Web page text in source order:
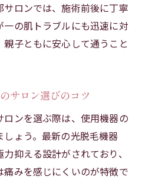
いを知るキッズ脱毛入門
のキッズ脱毛メリット
険適用される場面
ズ脱毛と保険の関係
ッズ脱毛のケース紹介
と保険利用の注意点
活用できる場合の解説
ロンでは、施術前後に丁寧
の肌トラブルにも迅速に対
子ともに安心して通うこと
サロン選びのコツ
ンを選ぶ際は、使用機器の
ょう。最新の光脱毛機器
抑える設計がされており、
みを感じにくいのが特徴で